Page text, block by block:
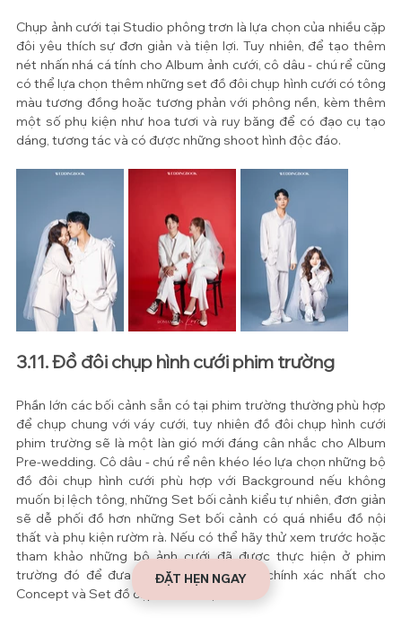
Chụp ảnh cưới tại Studio phông trơn là lựa chọn của nhiều cặp
đôi yêu thích sự đơn giản và tiện lợi. Tuy nhiên, để tạo thêm
nét nhấn nhá cá tính cho Album ảnh cưới, cô dâu - chú rể cũng
có thể lựa chọn thêm những set đồ đôi chụp hình cưới có tông
màu tương đồng hoặc tương phản với phông nền, kèm thêm
một số phụ kiện như hoa tươi và ruy băng để có đạo cụ tạo
dáng, tương tác và có được những shoot hình độc đáo.
3.11. Đồ đôi chụp hình cưới phim trường
Phần lớn các bối cảnh sẵn có tại phim trường thường phù hợp
để chụp chung với váy cưới, tuy nhiên đồ đôi chụp hình cưới
phim trường sẽ là một làn gió mới đáng cân nhắc cho Album
Pre-wedding. Cô dâu - chú rể nên khéo léo lựa chọn những bộ
đồ đôi chụp hình cưới phù hợp với Background nếu không
muốn bị lệch tông, những Set bối cảnh kiểu tự nhiên, đơn giản
sẽ dễ phối đồ hơn những Set bối cảnh có quá nhiều đồ nội
thất và phụ kiện rườm rà. Nếu có thể hãy thử xem trước hoặc
tham khảo những bộ ảnh cưới đã được thực hiện ở phim
trường đó để đưa ra được quyết định chính xác nhất cho
Concept và Set đồ cặp đôi sẽ mặc.
ĐẶT HẸN NGAY